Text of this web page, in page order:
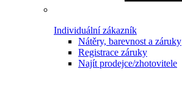
Individuální zákazník
Nátěry, barevnost a záruky
Registrace záruky
Najít prodejce/zhotovitele